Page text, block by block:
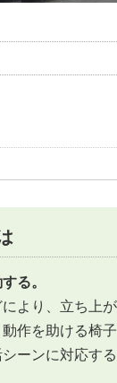
る。
より、立ち上
作を助ける椅
ーンに対応す